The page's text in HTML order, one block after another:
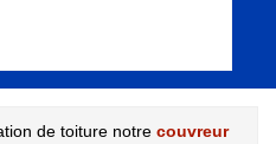
de toiture notre couvreur